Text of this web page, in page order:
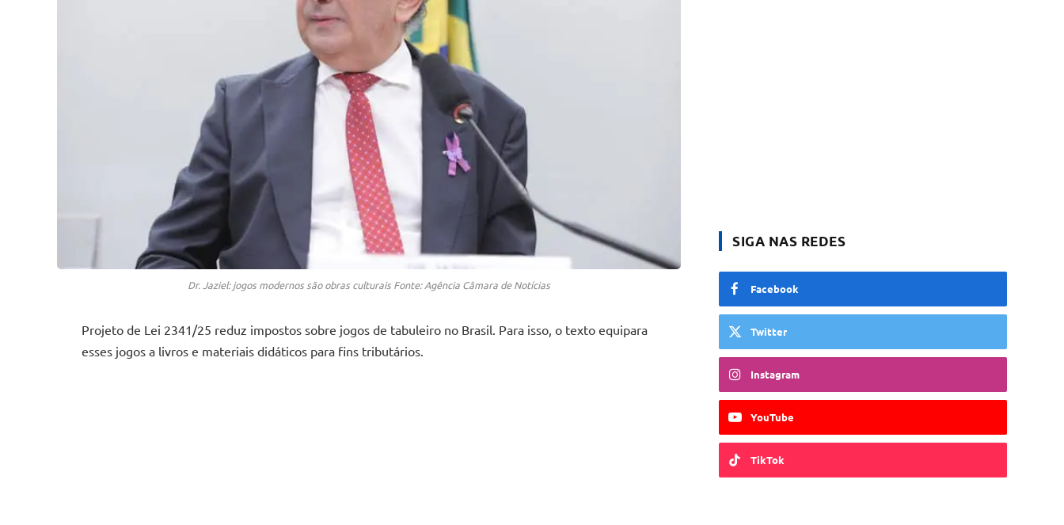
Dr. Jaziel: jogos modernos são obras culturais Fonte: Agência Câmara de Notícias
Projeto de Lei 2341/25 reduz impostos sobre jogos de tabuleiro no Brasil. Para isso, o texto equipara
esses jogos a livros e materiais didáticos para fins tributários.
SIGA NAS REDES
Facebook
Twitter
Instagram
YouTube
TikTok